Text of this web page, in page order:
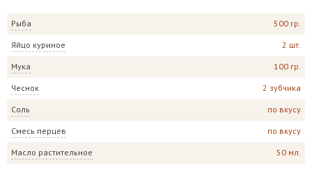
Рыба 500 гр.
Яйцо куриное 2 шт.
Мука 100 гр.
Чеснок 2 зубчика
Соль по вкусу
Смесь перцев по вкусу
Масло растительное 50 мл.